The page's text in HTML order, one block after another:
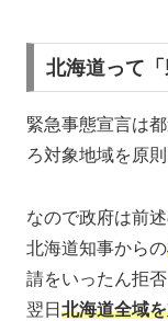
北海道って
緊急事態宣言は
ろ対象地域を原
なので政府は前述
北海道知事からの
請をいったん拒否
翌日 北海道全域